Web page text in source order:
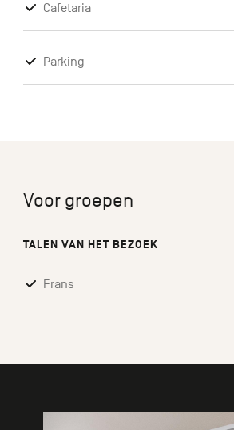
Cafetaria
Parking
Voor groepen
TALEN VAN HET BEZOEK
Frans